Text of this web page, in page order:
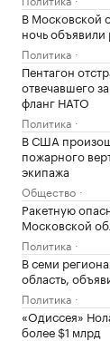
В Московской
ночь объявили
Политика
Пентагон
отвечавшего
фланг НАТО
Политика
В США
пожарного
экипажа
Общество
Ракетную
Московской
Политика
В семи
область,
Политика
«Одиссея»
более $1 млрд